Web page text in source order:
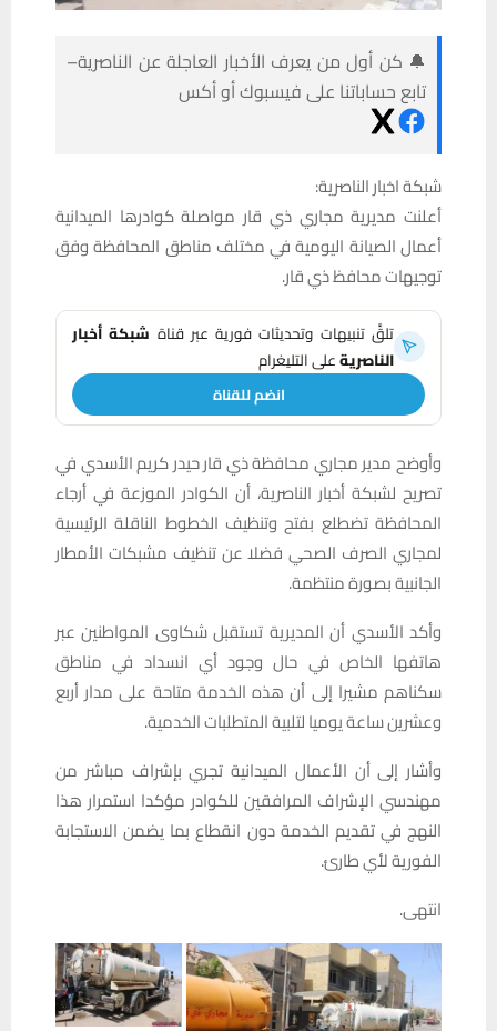
🔔 كن أول من يعرف الأخبار العاجلة عن الناصرية–
تابع حساباتنا على فيسبوك أو أكس
شبكة اخبار الناصرية:
أعلنت مديرية مجاري ذي قار مواصلة كوادرها الميدانية
أعمال الصيانة اليومية في مختلف مناطق المحافظة وفق
توجيهات محافظ ذي قار.
تلقَّ تنبيهات وتحديثات فورية عبر قناة شبكة أخبار
الناصريةعلى التليغرام
انضم للقناة
وأوضح مدير مجاري محافظة ذي قار حيدر كريم الأسدي في
تصريح لشبكة أخبار الناصرية، أن الكوادر الموزعة في أرجاء
المحافظة تضطلع بفتح وتنظيف الخطوط الناقلة الرئيسية
لمجاري الصرف الصحي فضلا عن تنظيف مشبكات الأمطار
الجانبية بصورة منتظمة.
وأكد الأسدي أن المديرية تستقبل شكاوى المواطنين عبر
هاتفها الخاص في حال وجود أي انسداد في مناطق
سكناهم مشيرا إلى أن هذه الخدمة متاحة على مدار أربع
وعشرين ساعة يوميا لتلبية المتطلبات الخدمية.
وأشار إلى أن الأعمال الميدانية تجري بإشراف مباشر من
مهندسي الإشراف المرافقين للكوادر مؤكدا استمرار هذا
النهج في تقديم الخدمة دون انقطاع بما يضمن الاستجابة
الفورية لأي طارئ.
انتهى.